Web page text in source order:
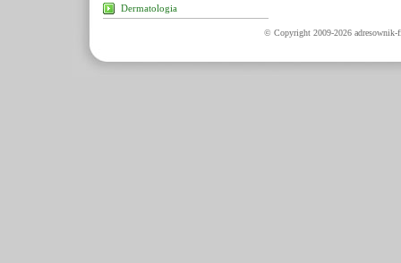
Dermatologia
© Copyright 2009-2026